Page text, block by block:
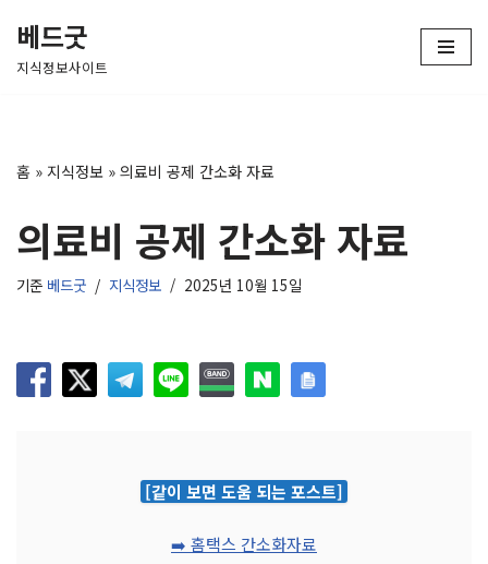
콘
건
기
베드굿
지식정보사이트
홈 » 지식정보 » 의료비 공제 간소화 자료
의료비 공제 간소화 자료
기준 베드굿 지식정보 2025년 10월 15일
[같이 보면 도움 되는 포스트]
➡️ 홈택스 간소화자료